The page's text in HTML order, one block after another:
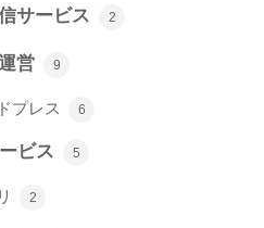
サービス 2
営 9
プレス 6
ビス 5
2